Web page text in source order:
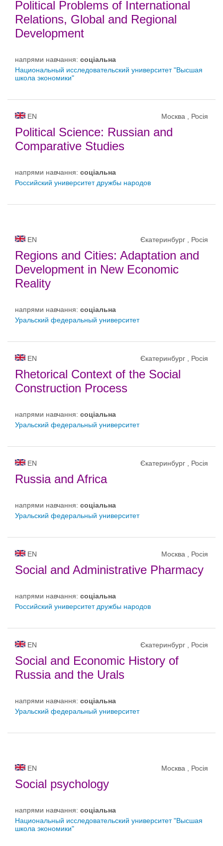
Political Problems of International
Relations, Global and Regional
Development
напрями навчання: соціальна
Национальный исследовательский университет "Высшая
школа экономики"
EN Москва , Росія
Political Science: Russian and
Comparative Studies
напрями навчання: соціальна
Российский университет дружбы народов
EN Єкатеринбург , Росія
Regions and Cities: Adaptation and
Development in New Economic
Reality
напрями навчання: соціальна
Уральский федеральный университет
EN Єкатеринбург , Росія
Rhetorical Context of the Social
Construction Process
напрями навчання: соціальна
Уральский федеральный университет
EN Єкатеринбург , Росія
Russia and Africa
напрями навчання: соціальна
Уральский федеральный университет
EN Москва , Росія
Social and Administrative Pharmacy
напрями навчання: соціальна
Российский университет дружбы народов
EN Єкатеринбург , Росія
Social and Economic History of
Russia and the Urals
напрями навчання: соціальна
Уральский федеральный университет
EN Москва , Росія
Social psychology
напрями навчання: соціальна
Национальный исследовательский университет "Высшая
школа экономики"